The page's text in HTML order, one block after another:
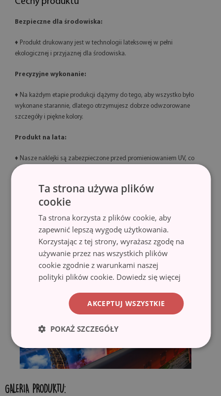
Bezpieczne dla środowiska:
♦ Produkt drukowany jest w technologii lateksowej w pełni
ekologicznej i przyjaznej dla środowiska.
Precyzyjne wykonanie:
♦ Na każdym etapie produkcji dążymy do tego, aby wszystko było
wykonane starannie, dlatego otrzymujesz dobrze odwzorowane
szczegóły i piękne kolory.
Produkt na lata:
♦ Nasze naklejki są zabezpieczone przed promieniowaniem UV, co
eliminuje niechciany efekt blaknięcia i pozwala Ci cieszyć się
♦ Technologia lateksowa HP Latex zapewnia wydruki o znakomitej
laminowania.
GALERIA PRODUKTU:
Ta strona używa plików
cookie
Ta strona korzysta z plików cookie, aby
zapewnić lepszą wygodę użytkowania.
Korzystając z tej strony, wyrażasz zgodę na
używanie przez nas wszystkich plików
cookie zgodnie z warunkami naszej
polityki plików cookie. Dowiedz się więcej
AKCEPTUJ WSZYSTKIE
POKAŻ SZCZEGÓŁY